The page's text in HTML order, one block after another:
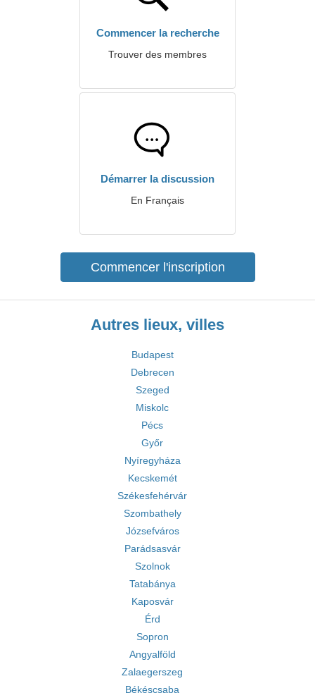
Commencer la recherche
Trouver des membres
Démarrer la discussion
En Français
Commencer l'inscription
Autres lieux, villes
Budapest
Debrecen
Szeged
Miskolc
Pécs
Győr
Nyíregyháza
Kecskemét
Székesfehérvár
Szombathely
Józsefváros
Parádsasvár
Szolnok
Tatabánya
Kaposvár
Érd
Sopron
Angyalföld
Zalaegerszeg
Békéscsaba